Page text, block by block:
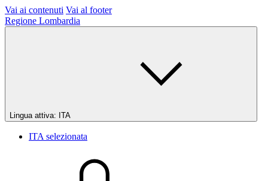
Vai ai contenuti Vai al footer
Regione Lombardia
Lingua attiva: ITA
ITA selezionata